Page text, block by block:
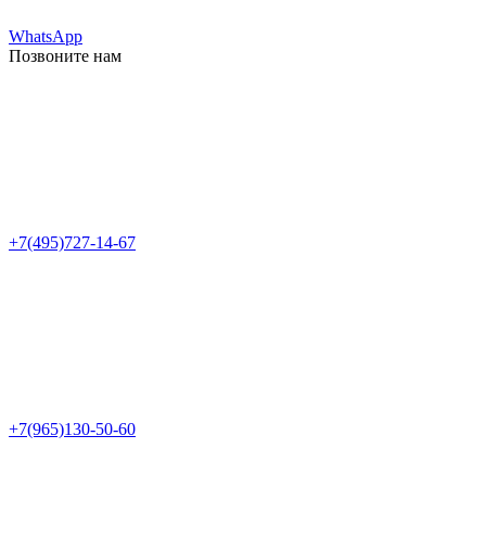
WhatsApp
Позвоните нам
+7(495)727-14-67
+7(965)130-50-60